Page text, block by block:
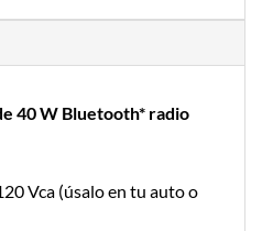
40 W Bluetooth* radio
Vca (úsalo en tu auto o